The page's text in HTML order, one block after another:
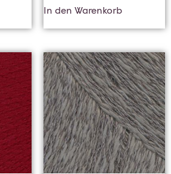
In den Warenkorb